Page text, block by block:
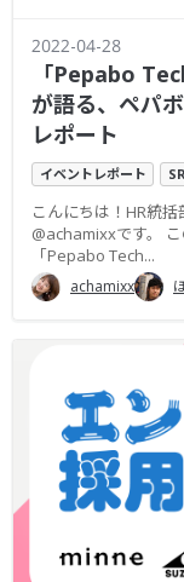
2022-04-28
「Pepabo
が語る、ペパ
レポート
イベントレポート
こんにちは！HR統
@achamixxです。
「Pepabo Tech...
achamixx